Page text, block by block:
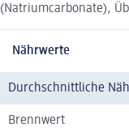
(Natriumcarbonate),
Nährwerte
Durchschnittliche
Brennwert